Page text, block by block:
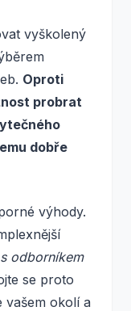
vyškolený
Oproti
probrat
dobře
výhody.
odborníkem
se proto
okolí a